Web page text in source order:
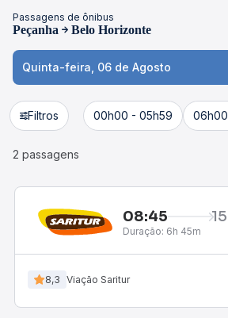
Passagens de ônibus
Peçanha Belo Horizonte
Quinta-feira, 06 de Agosto
Filtros 00h00 - 05h59 06h00
2 passagens
08:45
Duração: 6h 45m
8,3 Viação Saritur